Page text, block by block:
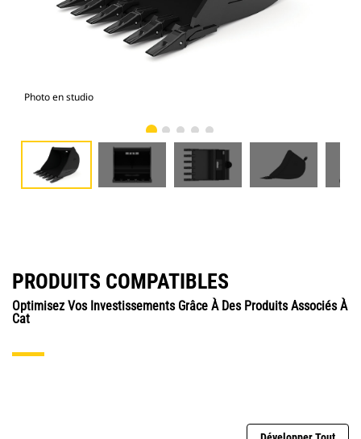
Photo en studio
PRODUITS COMPATIBLES
Optimisez Vos Investissements Grâce À Des Produits Associés À
Cat